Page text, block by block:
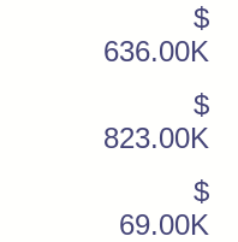
$
636.00K
$
823.00K
$
69.00K